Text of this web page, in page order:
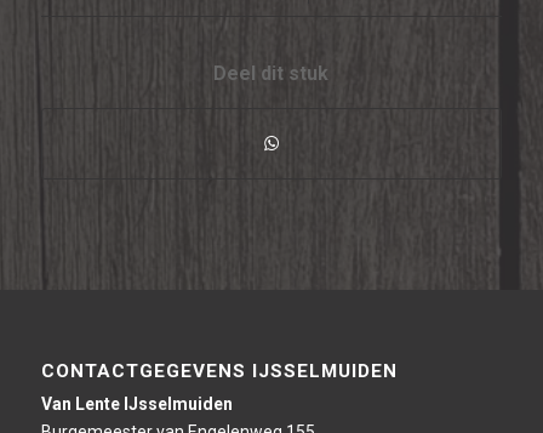
Deel dit stuk
CONTACTGEGEVENS IJSSELMUIDEN
Van Lente IJsselmuiden